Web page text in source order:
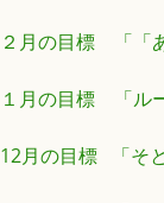
２月の目標 「「
１月の目標 「ル
12月の目標 「そ